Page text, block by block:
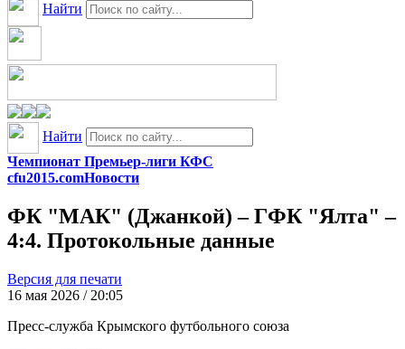
Найти
Найти
Чемпионат Премьер-лиги КФС
cfu2015.comНовости
ФК "МАК" (Джанкой) – ГФК "Ялта" –
4:4. Протокольные данные
Версия для печати
16 мая 2026 / 20:05
Пресс-служба Крымского футбольного союза